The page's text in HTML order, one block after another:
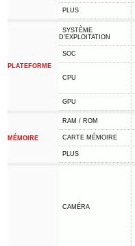
PLUS
PLATEFORME
SYSTÈME
D'EXPLOITATION
SOC
CPU
GPU
MÉMOIRE
RAM / ROM
CARTE MÉMOIRE
PLUS
CAMÉRA